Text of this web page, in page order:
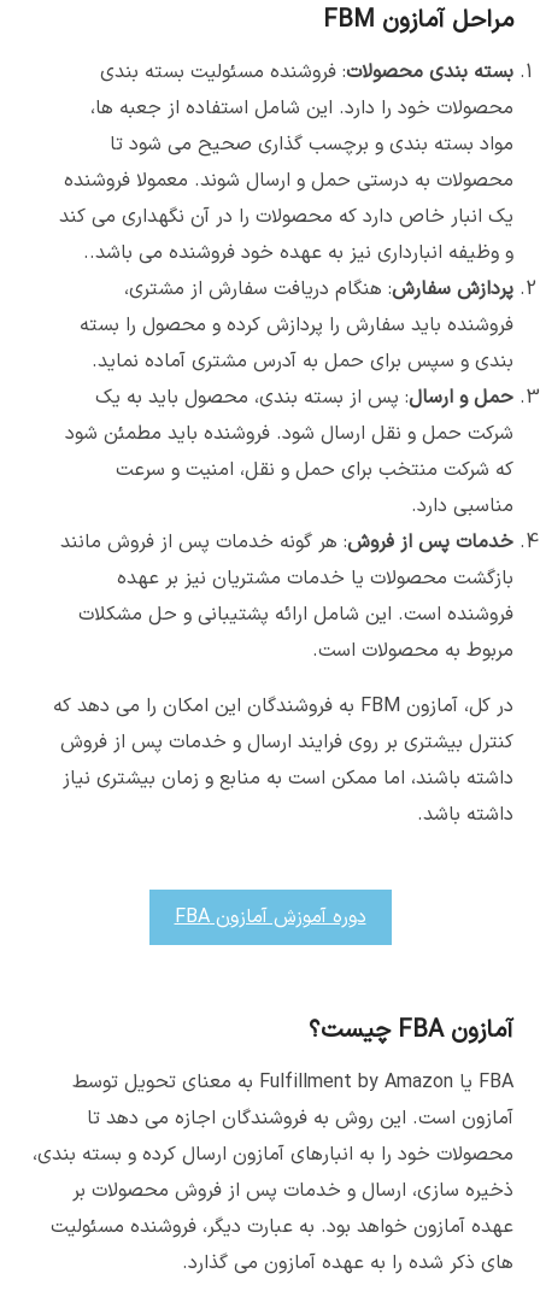
مراحل آمازون FBM
بسته بندی محصولات: فروشنده مسئولیت بسته بندی
محصولات خود را دارد. این شامل استفاده از جعبه ها،
مواد بسته بندی و برچسب گذاری صحیح می شود تا
محصولات به درستی حمل و ارسال شوند. معمولا فروشنده
یک انبار خاص دارد که محصولات را در آن نگهداری می کند
و وظیفه انبارداری نیز به عهده خود فروشنده می باشد..
پردازش سفارش: هنگام دریافت سفارش از مشتری،
فروشنده باید سفارش را پردازش کرده و محصول را بسته
بندی و سپس برای حمل به آدرس مشتری آماده نماید.
حمل و ارسال: پس از بسته بندی، محصول باید به یک
شرکت حمل و نقل ارسال شود. فروشنده باید مطمئن شود
که شرکت منتخب برای حمل و نقل، امنیت و سرعت
مناسبی دارد.
خدمات پس از فروش: هر گونه خدمات پس از فروش مانند
بازگشت محصولات یا خدمات مشتریان نیز بر عهده
فروشنده است. این شامل ارائه پشتیبانی و حل مشکلات
مربوط به محصولات است.
در کل، آمازون FBM به فروشندگان این امکان را می دهد که
کنترل بیشتری بر روی فرایند ارسال و خدمات پس از فروش
داشته باشند، اما ممکن است به منابع و زمان بیشتری نیاز
داشته باشد.
دوره آموزش آمازون FBA
آمازون FBA چیست؟
FBA یا Fulfillment by Amazon به معنای تحویل توسط
آمازون است. این روش به فروشندگان اجازه می دهد تا
محصولات خود را به انبارهای آمازون ارسال کرده و بسته بندی،
ذخیره سازی، ارسال و خدمات پس از فروش محصولات بر
عهده آمازون خواهد بود. به عبارت دیگر، فروشنده مسئولیت
های ذکر شده را به عهده آمازون می گذارد.